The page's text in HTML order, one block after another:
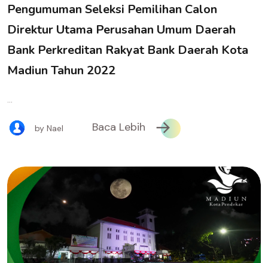
Pengumuman Seleksi Pemilihan Calon
Direktur Utama Perusahan Umum Daerah
Bank Perkreditan Rakyat Bank Daerah Kota
Madiun Tahun 2022
...
by Nael Baca Lebih